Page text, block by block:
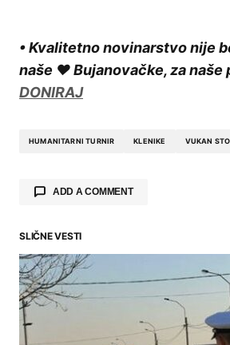
• Kvalitetno novinarstvo nije
naše ❤️ Bujanovačke, za naše
DONIRAJ
HUMANITARNI TURNIR KLENIKE VUKAN
ADD A COMMENT
Your email address will not be
Required fields are marked*
SLIČNE VESTI